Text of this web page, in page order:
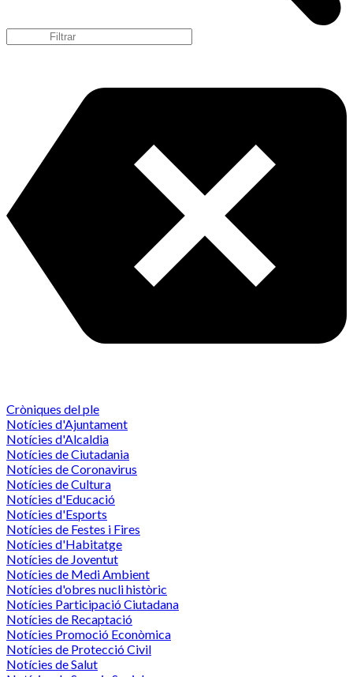
Cròniques del ple
Notícies d'Ajuntament
Notícies d'Alcaldia
Notícies de Ciutadania
Notícies de Coronavirus
Notícies de Cultura
Notícies d'Educació
Notícies d'Esports
Notícies de Festes i Fires
Notícies d'Habitatge
Notícies de Joventut
Notícies de Medi Ambient
Notícies d'obres nucli històric
Notícies Participació Ciutadana
Notícies de Recaptació
Notícies Promoció Econòmica
Notícies de Protecció Civil
Notícies de Salut